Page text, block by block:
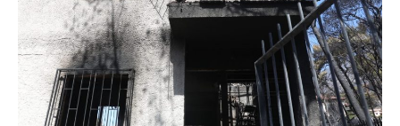
07/08 14:20
•Μυστράς: 11 μήνες με αναστολή για ψευδή
κατάθεση στον 55χρονο που είχε κρύψει τον
πατέρα του στον καταψύκτη – «Ήθελα να τον
κρατήσω άφθαρτο» κατέθεσε
07/08 14:00